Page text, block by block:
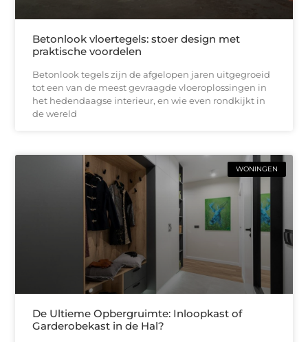
Betonlook vloertegels: stoer design met
praktische voordelen
Betonlook tegels zijn de afgelopen jaren uitgegroeid
tot een van de meest gevraagde vloeroplossingen in
het hedendaagse interieur, en wie even rondkijkt in
de wereld
WONINGEN
De Ultieme Opbergruimte: Inloopkast of
Garderobekast in de Hal?